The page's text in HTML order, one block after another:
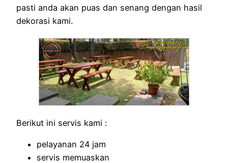
pasti anda akan puas dan senang dengan hasil
dekorasi kami.
Berikut ini servis kami :
pelayanan 24 jam
servis memuaskan